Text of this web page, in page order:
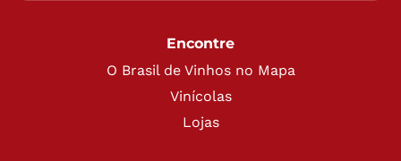
Encontre
O Brasil de Vinhos no Mapa
Vinícolas
Lojas